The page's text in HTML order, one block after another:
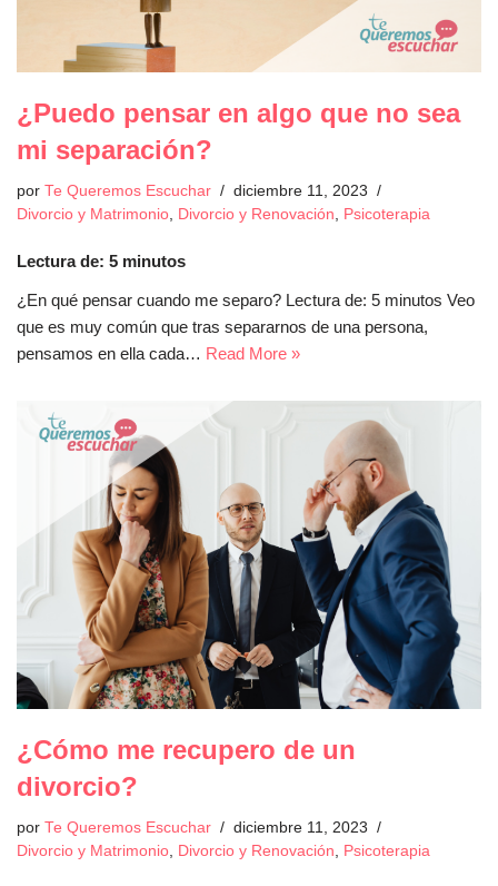
¿Puedo pensar en algo que no sea
mi separación?
por Te Queremos Escuchar
diciembre 11, 2023
Divorcio y Matrimonio Divorcio y Renovación Psicoterapia
Lectura de: 5 minutos
¿En qué pensar cuando me separo? Lectura de: 5 minutos Veo
que es muy común que tras separarnos de una persona,
pensamos en ella cada… Read More »
¿Cómo me recupero de un
divorcio?
por Te Queremos Escuchar
diciembre 11, 2023
Divorcio y Matrimonio
Divorcio y Renovación Psicoterapia